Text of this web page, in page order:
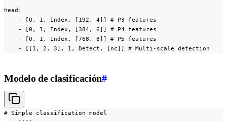
head:
    - [0, 1, Index, [192, 4]] # P3 features
    - [0, 1, Index, [384, 6]] # P4 features
    - [0, 1, Index, [768, 8]] # P5 features
    - [[1, 2, 3], 1, Detect, [nc]] # Multi-scale detection
Modelo de clasificación#
# Simple classification model